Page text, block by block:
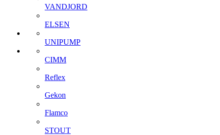
VANDJORD
ELSEN
UNIPUMP
CIMM
Reflex
Gekon
Flamco
STOUT